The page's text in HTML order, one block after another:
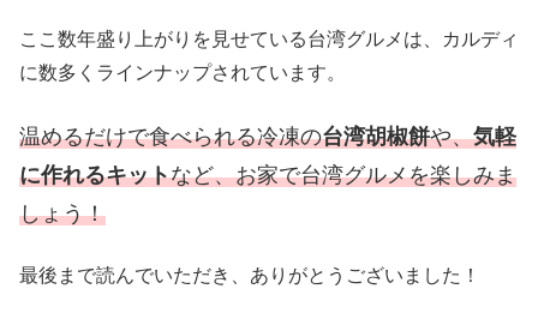
ここ数年盛り上がりを見せている台湾グルメは、カルディ
に数多くラインナップされています。
温めるだけで食べられる冷凍の台湾胡椒餅や、気軽
に作れるキットなど、お家で台湾グルメを楽しみま
しょう！
最後まで読んでいただき、ありがとうございました！